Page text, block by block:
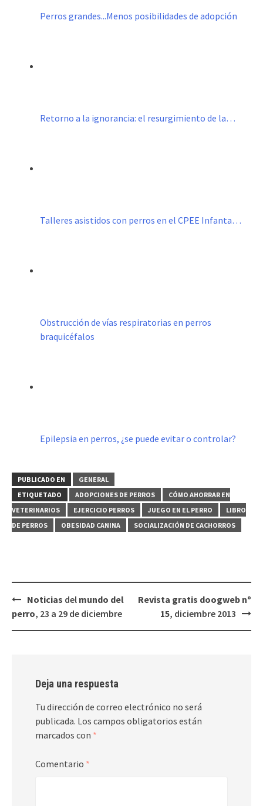
Perros grandes...Menos posibilidades de adopción
Retorno a la ignorancia: el resurgimiento de la…
Talleres asistidos con perros en el CPEE Infanta…
Obstrucción de vías respiratorias en perros
braquicéfalos
Epilepsia en perros, ¿se puede evitar o controlar?
PUBLICADO EN
GENERAL
ETIQUETADO
ADOPCIONES DE PERROS
CÓMO AHORRAR EN
VETERINARIOS
EJERCICIO PERROS JUEGO EN EL PERRO
LIBRO
DE PERROS
OBESIDAD CANINA SOCIALIZACIÓN DE CACHORROS
Navegación
de
entradas
Noticias del mundo del
perro, 23 a 29 de diciembre
Revista gratis doogweb nº
15, diciembre 2013
Deja una respuesta
Tu dirección de correo electrónico no será
publicada. Los campos obligatorios están
marcados con *
Comentario *